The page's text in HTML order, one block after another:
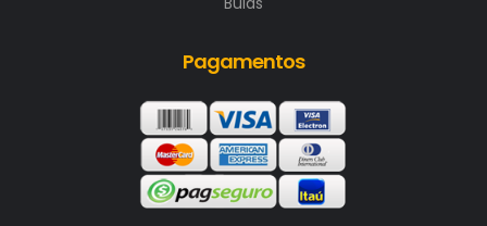
Pagamentos